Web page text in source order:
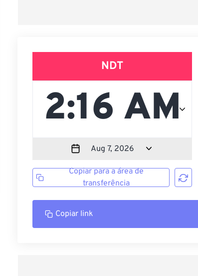
NDT
Copiar para a área de
transferência
Copiar link